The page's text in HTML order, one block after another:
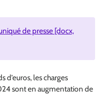
de presse [docx,
les charges
sont en augmentation de